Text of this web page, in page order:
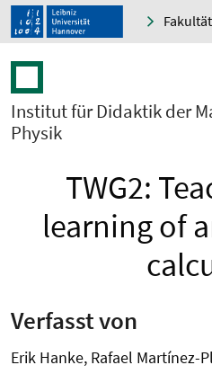
Fakultät
Institut für Didaktik der
Physik
TWG2:
learning of
Verfasst von
Erik Hanke, Rafael Martínez-